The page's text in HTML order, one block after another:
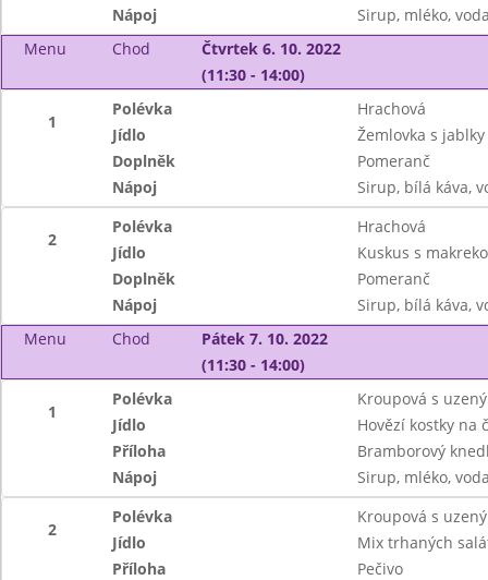
Nápoj
Sirup, mléko,
Menu
Chod
Čtvrtek 6. 10. 2022
(11:30 - 14:00)
1
Polévka
Hrachová
Jídlo
Žemlovka s
Doplněk
Pomeranč
Nápoj
Sirup, bílá káva,
2
Polévka
Hrachová
Jídlo
Kuskus s
Doplněk
Pomeranč
Nápoj
Sirup, bílá káva,
Menu
Chod
Pátek 7. 10. 2022
(11:30 - 14:00)
1
Polévka
Kroupová s
Jídlo
Hovězí kostky na
Příloha
Bramborový
Nápoj
Sirup, mléko,
2
Polévka
Kroupová s
Jídlo
Mix trhaných
Příloha
Pečivo